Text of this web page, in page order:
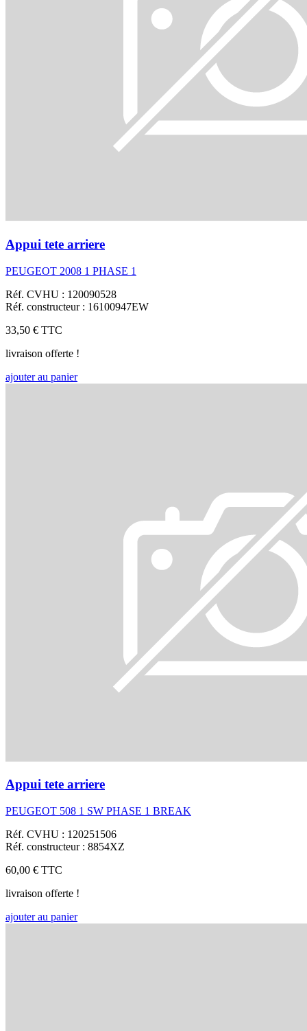
Appui tete arriere
PEUGEOT 2008 1 PHASE 1
Réf. CVHU : 120090528
Réf. constructeur : 16100947EW
33,50 € TTC
livraison offerte !
ajouter au panier
Appui tete arriere
PEUGEOT 508 1 SW PHASE 1 BREAK
Réf. CVHU : 120251506
Réf. constructeur : 8854XZ
60,00 € TTC
livraison offerte !
ajouter au panier